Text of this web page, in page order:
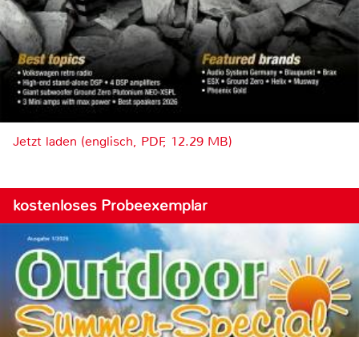
Jetzt laden (englisch, PDF, 12.29 MB)
kostenloses Probeexemplar